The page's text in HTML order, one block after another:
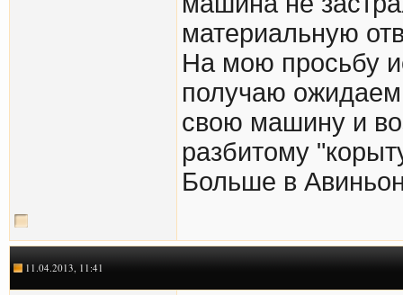
материальную
На мою просьбу
получаю
свою машину и
разбитому
Больше в
11.04.2013, 11:41